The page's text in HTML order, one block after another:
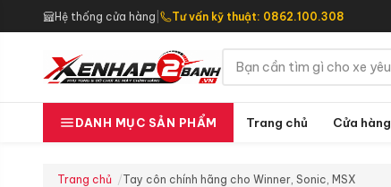
Hệ thống cửa hàng Tư vấn kỹ thuật: 0862.100.308
DANH MỤC SẢN PHẨM Trang chủ Cửa hàng
Trang chủ Tay côn chính hãng cho Winner, Sonic, MSX